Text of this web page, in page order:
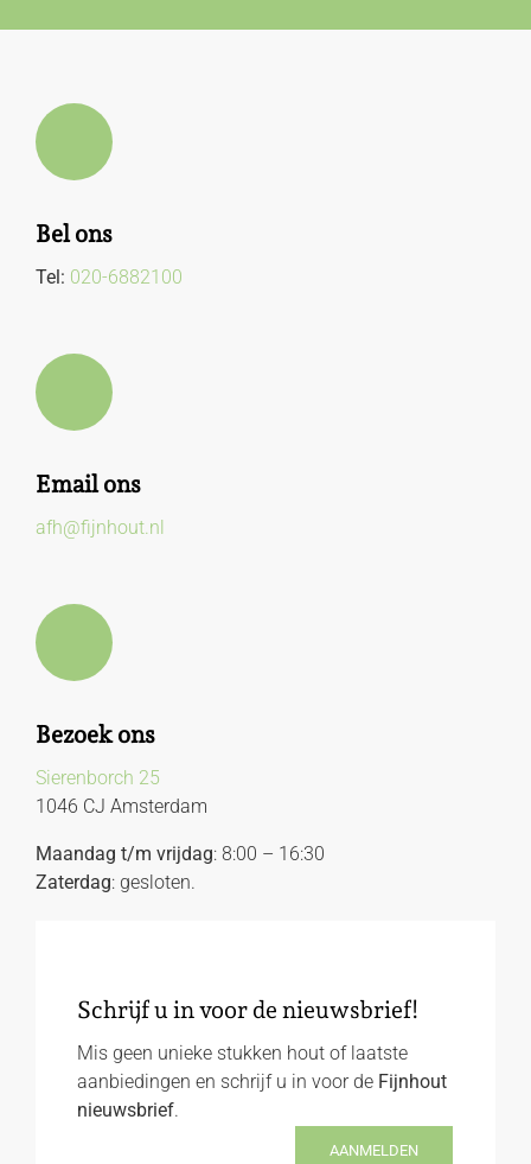
Bel ons
Tel: 020-6882100
Email ons
afh@fijnhout.nl
Bezoek ons
Sierenborch 25
1046 CJ Amsterdam
Maandag t/m vrijdag: 8:00 – 16:30
Zaterdag: gesloten.
Schrijf u in voor de nieuwsbrief!
Mis geen unieke stukken hout of laatste
aanbiedingen en schrijf u in voor de Fijnhout
nieuwsbrief.
AANMELDEN